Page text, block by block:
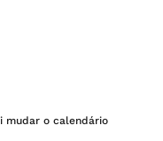
mudar o calendário